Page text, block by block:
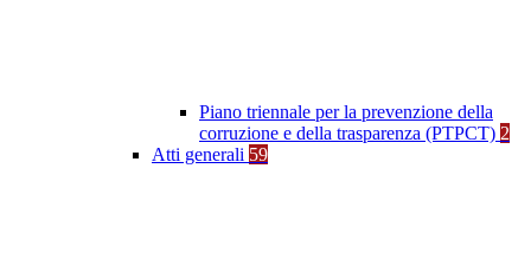
Piano triennale per la prevenzione della
corruzione e della trasparenza (PTPCT) 2
Atti generali 59